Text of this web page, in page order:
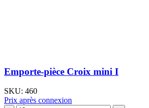
Emporte-pièce Croix mini I
SKU: 460
Prix après connexion